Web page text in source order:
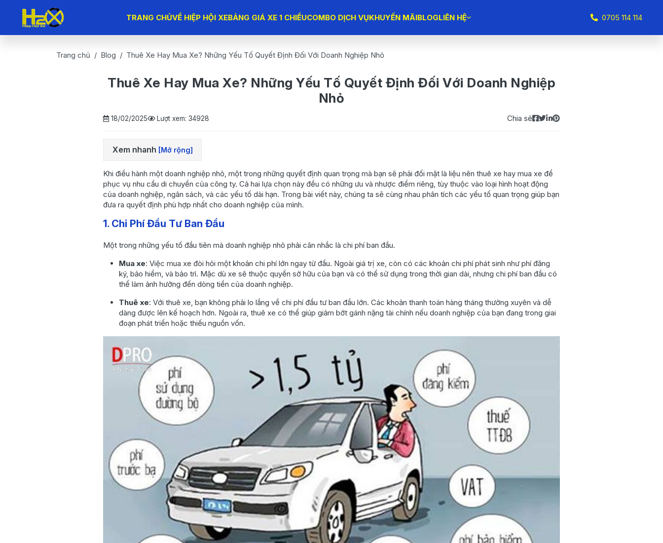
TRANG CHỦVỀ HIỆP HỘI XEBẢNG GIÁ XE 1 CHIỀUCOMBO DỊCH VỤKHUYẾN MÃIBLOGLIÊN HỆ 0705 114 114
Trang chủ Blog Thuê Xe Hay Mua Xe? Những Yếu Tố Quyết Định Đối Với Doanh Nghiệp Nhỏ
Thuê Xe Hay Mua Xe? Những Yếu Tố Quyết Định Đối Với Doanh Nghiệp
Nhỏ
18/02/2025 Lượt xem: 34928 Chia sẻ
Xem nhanh [Mở rộng]
1. Chi Phí Đầu Tư Ban
Đầu
2. Linh Hoạt Trong Quản
Lý
3. Chi Phí Dài Hạn
Đích Sử Dụng
Doanh Nghiệp
6. Kết Luận: Lựa Chọn
Phù Hợp Cho Doanh
Nghiệp Nhỏ
Liên hệ ngay với
chúng tôi!
Khi điều hành một doanh nghiệp nhỏ, một trong những quyết định quan trọng mà bạn sẽ phải đối mặt là liệu nên thuê xe hay mua xe để
phục vụ nhu cầu di chuyển của công ty. Cả hai lựa chọn này đều có những ưu và nhược điểm riêng, tùy thuộc vào loại hình hoạt động
của doanh nghiệp, ngân sách, và các yếu tố dài hạn. Trong bài viết này, chúng ta sẽ cùng nhau phân tích các yếu tố quan trọng giúp bạn
đưa ra quyết định phù hợp nhất cho doanh nghiệp của mình.
1. Chi Phí Đầu Tư Ban Đầu
Một trong những yếu tố đầu tiên mà doanh nghiệp nhỏ phải cân nhắc là chi phí ban đầu.
Mua xe: Việc mua xe đòi hỏi một khoản chi phí lớn ngay từ đầu. Ngoài giá trị xe, còn có các khoản chi phí phát sinh như phí đăng
ký, bảo hiểm, và bảo trì. Mặc dù xe sẽ thuộc quyền sở hữu của bạn và có thể sử dụng trong thời gian dài, nhưng chi phí ban đầu có
thể làm ảnh hưởng đến dòng tiền của doanh nghiệp.
Thuê xe: Với thuê xe, bạn không phải lo lắng về chi phí đầu tư ban đầu lớn. Các khoản thanh toán hàng tháng thường xuyên và dễ
dàng được lên kế hoạch hơn. Ngoài ra, thuê xe có thể giúp giảm bớt gánh nặng tài chính nếu doanh nghiệp của bạn đang trong giai
đoạn phát triển hoặc thiếu nguồn vốn.